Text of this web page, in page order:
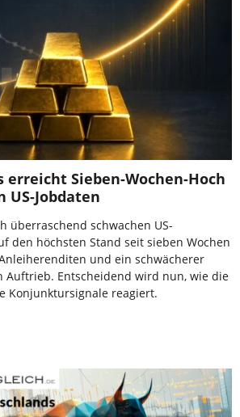
erreicht Sieben-Wochen-Hoch
US-Jobdaten
überraschend schwachen US-
den höchsten Stand seit sieben Wochen
und ein schwächerer
Auftrieb. Entscheidend wird nun, wie die
Konjunktursignale reagiert.